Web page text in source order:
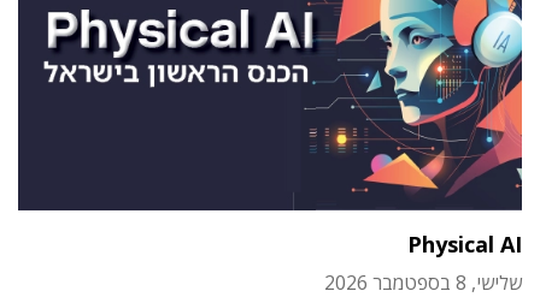
Physical AI
שלישי, 8 בספטמבר 2026